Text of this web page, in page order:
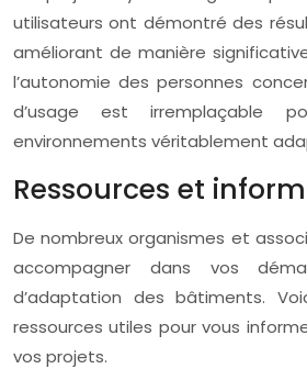
utilisateurs ont démontré des
améliorant de manière
l’autonomie des personnes
d’usage est irremplaçable
environnements véritablement
Ressources et
De nombreux organismes et
accompagner dans vos
d’adaptation des bâtiments.
ressources utiles pour vous
vos projets.